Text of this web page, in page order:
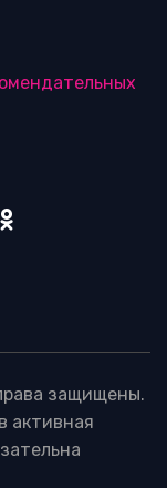
защищены.
активная